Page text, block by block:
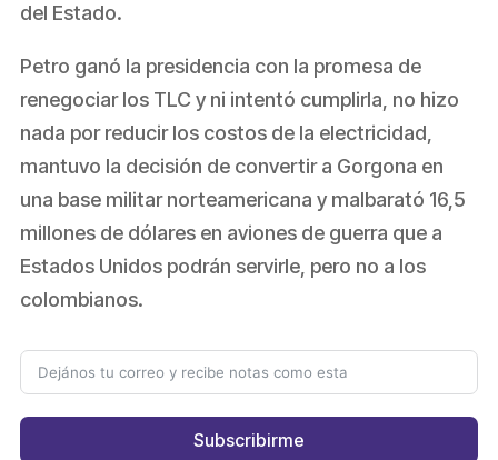
del Estado.
Petro ganó la presidencia con la promesa de
renegociar los TLC y ni intentó cumplirla, no hizo
nada por reducir los costos de la electricidad,
mantuvo la decisión de convertir a Gorgona en
una base militar norteamericana y malbarató 16,5
millones de dólares en aviones de guerra que a
Estados Unidos podrán servirle, pero no a los
colombianos.
Subscribirme